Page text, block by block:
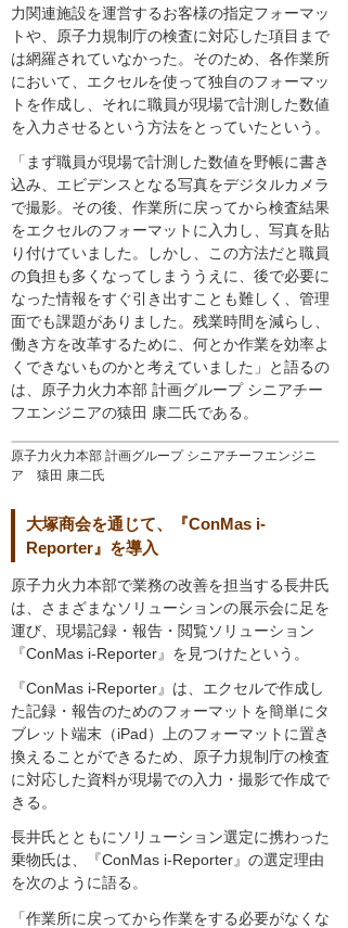
原子力火力本部 計画グループ シニアチーフエンジニ
ア 猿田 康二氏
力関連施設を運営するお客様の指定フォーマッ
トや、原子力規制庁の検査に対応した項目まで
は網羅されていなかった。そのため、各作業所
において、エクセルを使って独自のフォーマッ
トを作成し、それに職員が現場で計測した数値
を入力させるという方法をとっていたという。
「まず職員が現場で計測した数値を野帳に書き
込み、エビデンスとなる写真をデジタルカメラ
で撮影。その後、作業所に戻ってから検査結果
をエクセルのフォーマットに入力し、写真を貼
り付けていました。しかし、この方法だと職員
の負担も多くなってしまううえに、後で必要に
なった情報をすぐ引き出すことも難しく、管理
面でも課題がありました。残業時間を減らし、
働き方を改革するために、何とか作業を効率よ
くできないものかと考えていました」と語るの
は、原子力火力本部 計画グループ シニアチー
フエンジニアの猿田 康二氏である。
大塚商会を通じて、『ConMas i-
Reporter』を導入
原子力火力本部で業務の改善を担当する長井氏
は、さまざまなソリューションの展示会に足を
運び、現場記録・報告・閲覧ソリューション
『ConMas i-Reporter』を見つけたという。
『ConMas i-Reporter』は、エクセルで作成し
た記録・報告のためのフォーマットを簡単にタ
ブレット端末（iPad）上のフォーマットに置き
換えることができるため、原子力規制庁の検査
に対応した資料が現場での入力・撮影で作成で
きる。
長井氏とともにソリューション選定に携わった
乗物氏は、『ConMas i-Reporter』の選定理由
を次のように語る。
「作業所に戻ってから作業をする必要がなくな